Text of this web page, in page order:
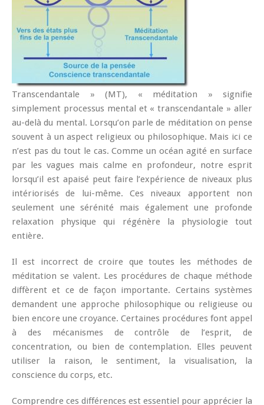
Transcendantale » (MT), « méditation » signifie
simplement processus mental et « transcendantale » aller
au-delà du mental. Lorsqu’on parle de méditation on pense
souvent à un aspect religieux ou philosophique. Mais ici ce
n’est pas du tout le cas. Comme un océan agité en surface
par les vagues mais calme en profondeur, notre esprit
lorsqu’il est apaisé peut faire l’expérience de niveaux plus
intériorisés de lui-même. Ces niveaux apportent non
seulement une sérénité mais également une profonde
relaxation physique qui régénère la physiologie tout
entière.
Il est incorrect de croire que toutes les méthodes de
méditation se valent. Les procédures de chaque méthode
diffèrent et ce de façon importante. Certains systèmes
demandent une approche philosophique ou religieuse ou
bien encore une croyance. Certaines procédures font appel
à des mécanismes de contrôle de l’esprit, de
concentration, ou bien de contemplation. Elles peuvent
utiliser la raison, le sentiment, la visualisation, la
conscience du corps, etc.
Comprendre ces différences est essentiel pour apprécier la